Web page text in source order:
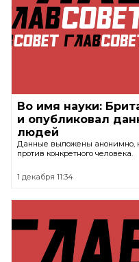
Во имя науки:
и опубликовал
людей
Данные выложены анонимно,
против конкретного человека.
1 декабря 11:34